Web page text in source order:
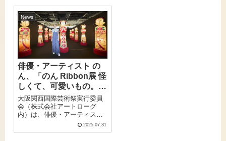
News
俳優・アーティスト の
ん、「のん Ribbon展 怪
しくて、可愛いもの。－
群れる－」開催。「可愛
くて、不気味」な世界観
を表現、7月31日〜10月
13日 国立民族学博物館
大阪関西国際芸術祭実行委員
会（株式会社アートローグ
内）は、俳優・アーティスト
のん が手がける「のん Ribbon
展 怪しくて、可愛いもの。-群
2025.07.31